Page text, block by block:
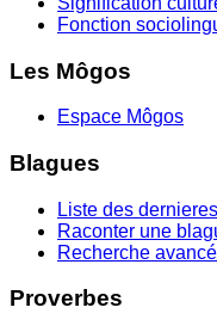
Fonction
Les Môgos
Espace Môgos
Blagues
Liste des
Raconter une
Recherche
Proverbes